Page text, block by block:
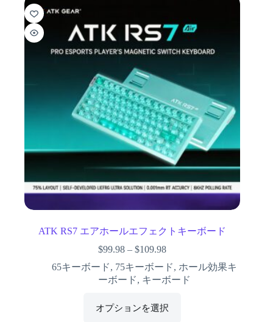
ATK RS7 エアホールエフェクトキーボード
$99.98 –$109.98
65キーボード, 75キーボード, ホール効果キ
ーボード, キーボード
オプションを選択